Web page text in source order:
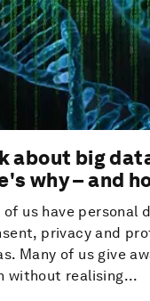
about big
why – and
us have personal
privacy and
Many of us give
without realising...